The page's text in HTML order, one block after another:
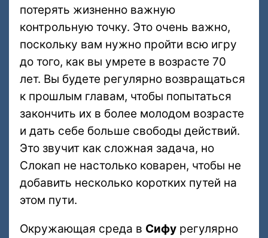
потерять жизненно важную
контрольную точку. Это очень важно,
поскольку вам нужно пройти всю игру
до того, как вы умрете в возрасте 70
лет. Вы будете регулярно возвращаться
к прошлым главам, чтобы попытаться
закончить их в более молодом возрасте
и дать себе больше свободы действий.
Это звучит как сложная задача, но
Слокап не настолько коварен, чтобы не
добавить несколько коротких путей на
этом пути.
Окружающая среда в Сифу регулярно